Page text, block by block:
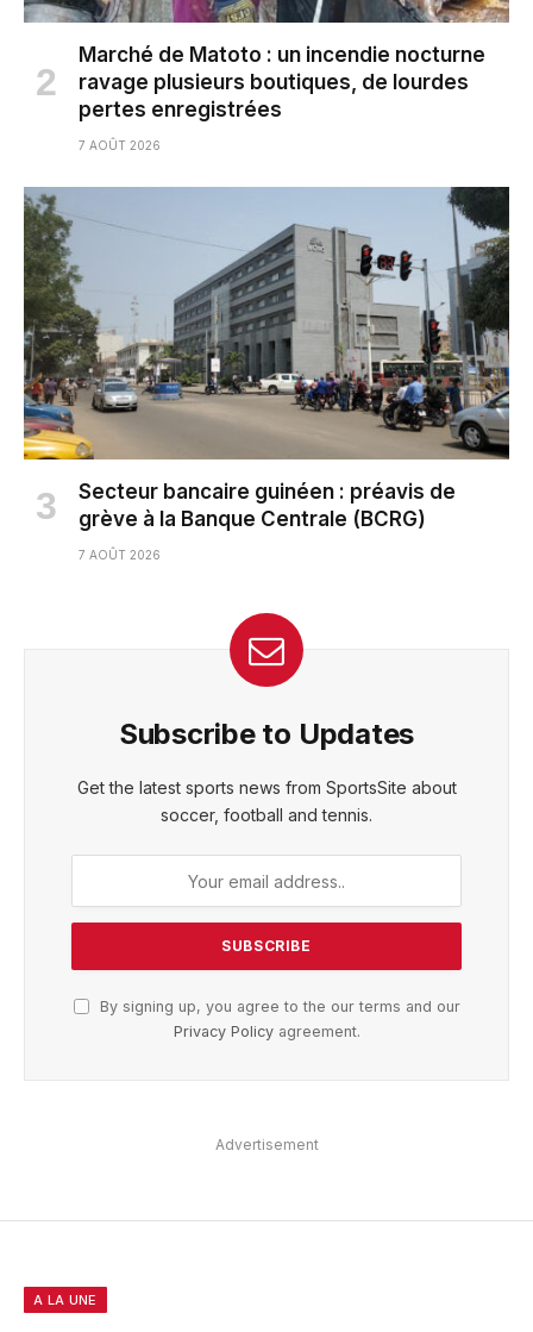
Marché de Matoto : un incendie nocturne
ravage plusieurs boutiques, de lourdes
pertes enregistrées
7 AOÛT 2026
Secteur bancaire guinéen : préavis de
grève à la Banque Centrale (BCRG)
7 AOÛT 2026
Subscribe to Updates
Get the latest sports news from SportsSite about
soccer, football and tennis.
By signing up, you agree to the our terms and our
Privacy Policyagreement.
Advertisement
A LA UNE